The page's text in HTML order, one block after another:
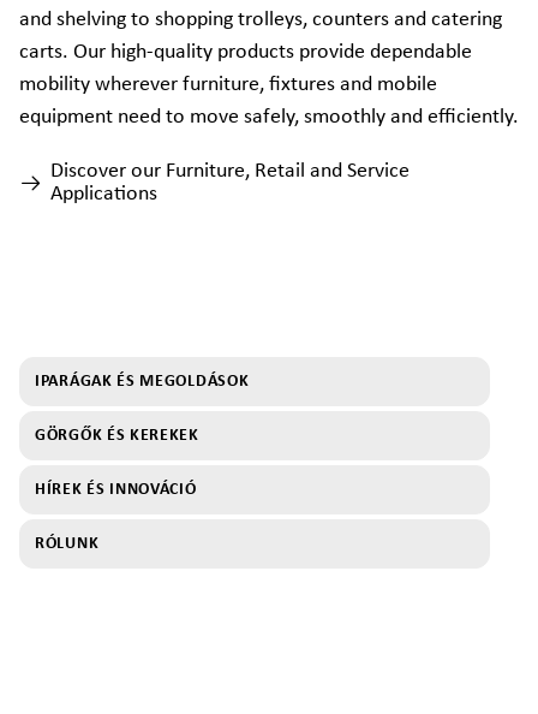
and shelving to shopping trolleys, counters and catering
carts. Our high-quality products provide dependable
mobility wherever furniture, fixtures and mobile
equipment need to move safely, smoothly and efficiently.
Discover our Furniture, Retail and Service
Applications
IPARÁGAK ÉS MEGOLDÁSOK
GÖRGŐK ÉS KEREKEK
HÍREK ÉS INNOVÁCIÓ
RÓLUNK